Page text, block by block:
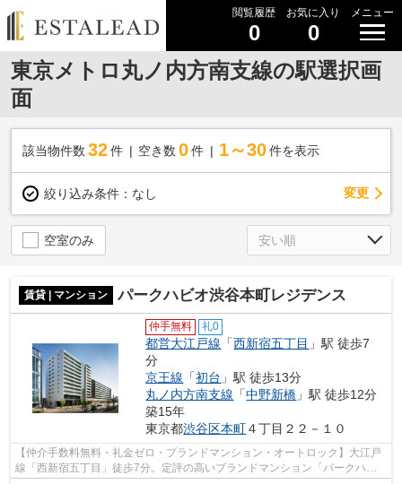
閲覧履歴
0
お気に入り
0
メニュー
東京メトロ丸ノ内方南支線の駅選択画
面
該当物件数 32件 空き数 0 件 1～30 件を表示
絞り込み条件： なし 変更
空室のみ
賃貸 | マンション パークハビオ渋谷本町レジデンス
仲手無料 礼0
都営大江戸線 「西新宿五丁目 」駅 徒歩7
分
京王線 「初台 」駅 徒歩13分
丸ノ内方南支線 「中野新橋 」駅 徒歩12分
築15年
東京都渋谷区本町４丁目２２－１０
【仲介手数料無料・礼金ゼロ・ブランドマンション・オートロック】大江戸
線「西新宿五丁目」徒歩7分。定評の高いブランドマンション「パークハビ